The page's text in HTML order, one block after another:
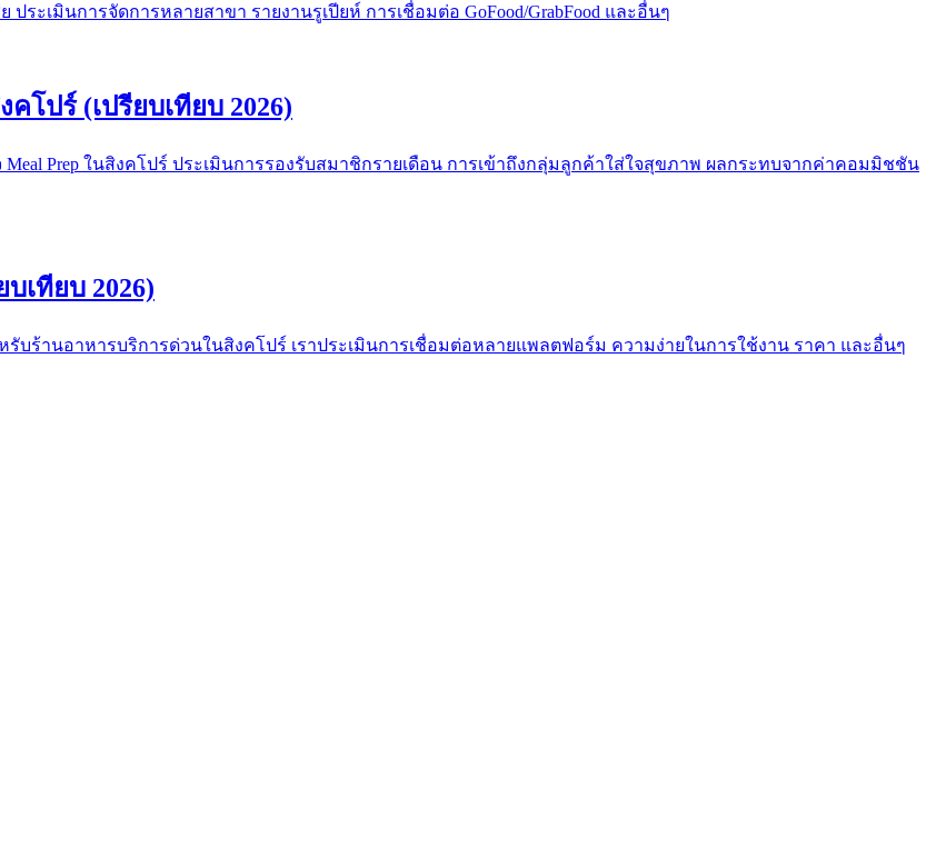
ประเมินการจัดการหลายสาขา รายงานรูเปียห์ การเชื่อมต่อ GoFood/GrabFood และอื่นๆ
ปร์ (เปรียบเทียบ 2026)
จ Meal Prep ในสิงคโปร์ ประเมินการรองรับสมาชิกรายเดือน การเข้าถึงกลุ่มลูกค้าใส่ใจสุขภาพ ผลกระทบจากค่าคอมมิชชัน
เทียบ 2026)
หรับร้านอาหารบริการด่วนในสิงคโปร์ เราประเมินการเชื่อมต่อหลายแพลตฟอร์ม ความง่ายในการใช้งาน ราคา และอื่นๆ